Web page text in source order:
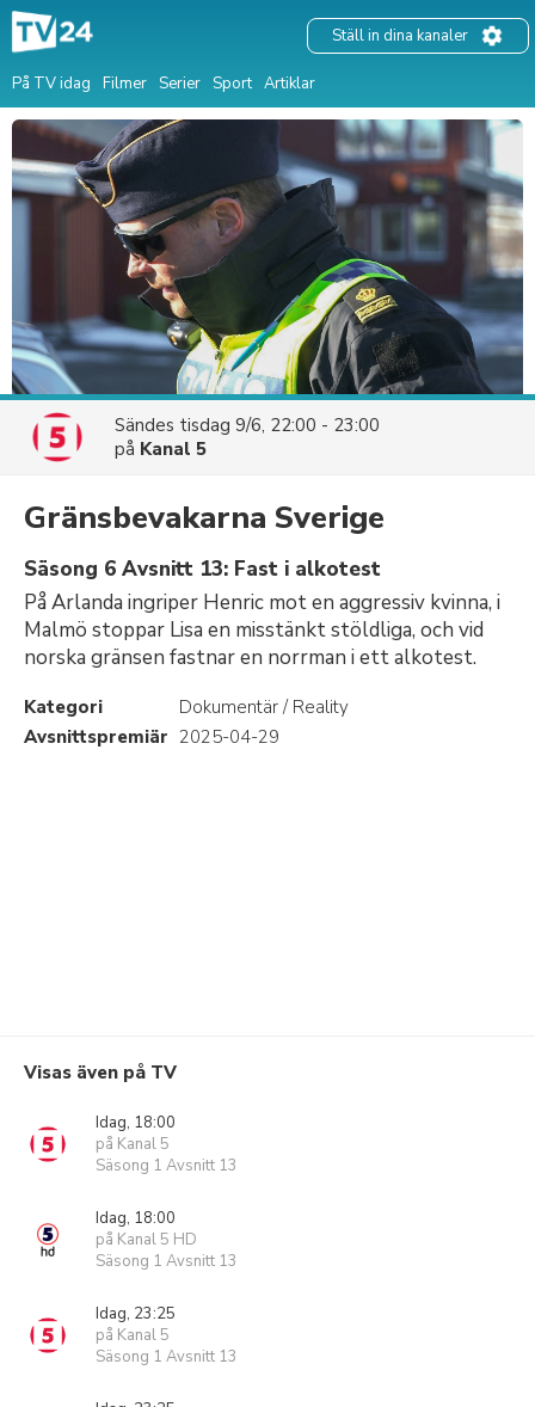
På TV idag Filmer Serier Sport Artiklar
Ställ in dina kanaler
Sändes tisdag 9/6, 22:00 - 23:00
på Kanal 5
Gränsbevakarna Sverige
Säsong 6 Avsnitt 13: Fast i alkotest
På Arlanda ingriper Henric mot en aggressiv kvinna, i
Malmö stoppar Lisa en misstänkt stöldliga, och vid
norska gränsen fastnar en norrman i ett alkotest.
Kategori
Dokumentär / Reality
Avsnittspremiär 2025-04-29
Visas även på TV
Idag, 18:00
på Kanal 5
Säsong 1 Avsnitt 13
Idag, 18:00
på Kanal 5 HD
Säsong 1 Avsnitt 13
Idag, 23:25
på Kanal 5
Säsong 1 Avsnitt 13